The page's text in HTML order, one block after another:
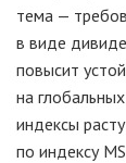
тема —
в виде
повысит
на
индексы
по индексу